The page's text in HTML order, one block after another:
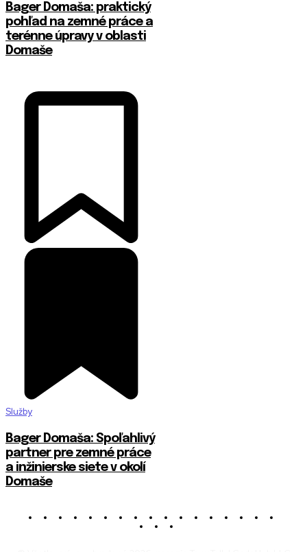
Bager Domaša: praktický
pohľad na zemné práce a
terénne úpravy v oblasti
Domaše
Služby
Bager Domaša: Spoľahlivý
partner pre zemné práce
a inžinierske siete v okolí
Domaše